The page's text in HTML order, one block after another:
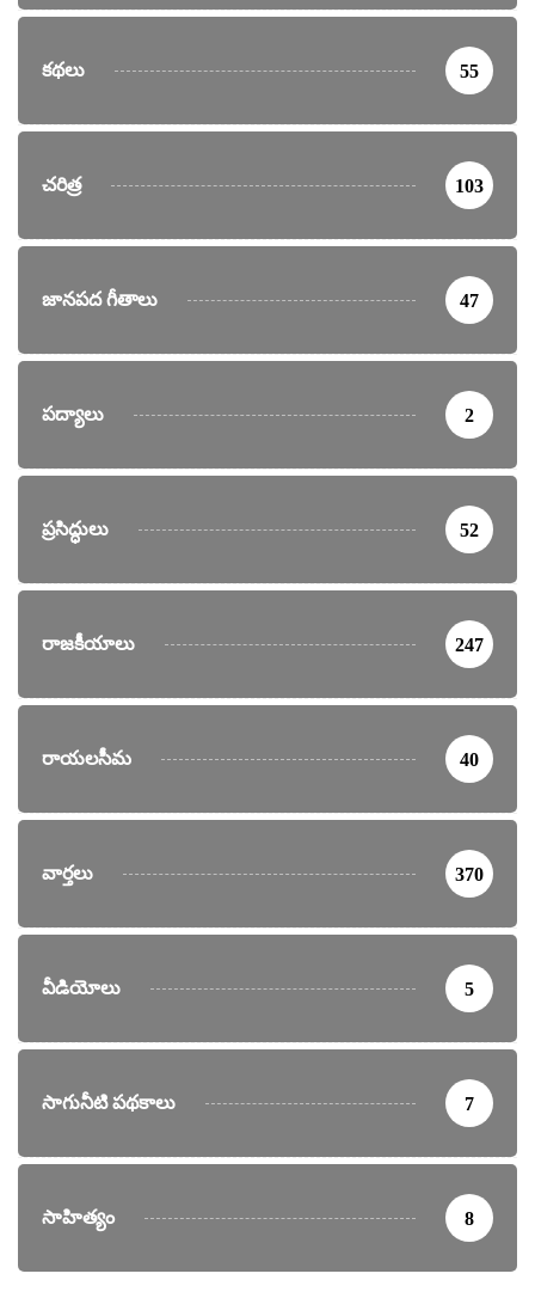
కథలు 55
చరిత్ర 103
జానపద గీతాలు 47
పద్యాలు 2
ప్రసిద్ధులు 52
రాజకీయాలు 247
రాయలసీమ 40
వార్తలు 370
వీడియోలు 5
సాగునీటి పథకాలు 7
సాహిత్యం 8